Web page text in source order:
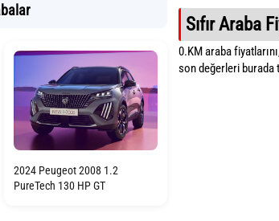
2024 Peugeot 2008 1.2
PureTech 130 HP GT
Sıfır Araba
0.KM araba
son değerleri burada